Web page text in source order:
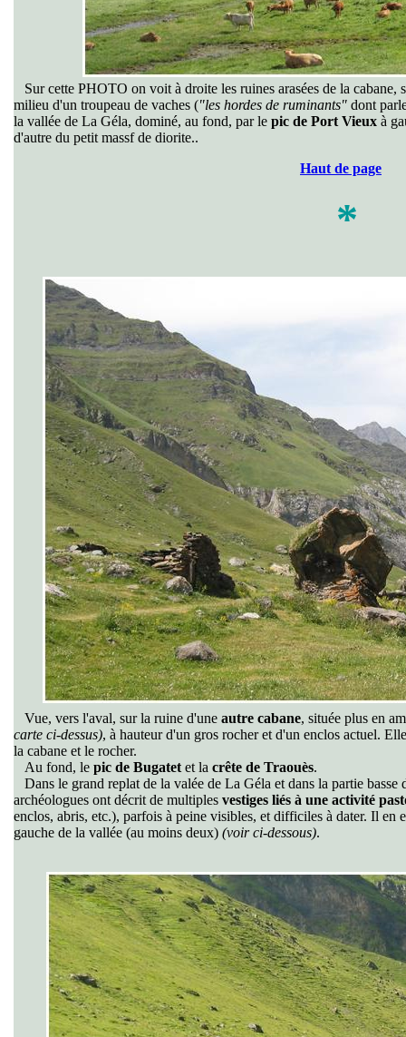
Sur cette PHOTO on voit à droite les ruines arasées de la
milieu d'un troupeau de vaches ("les hordes de ruminants" dont
la vallée de La Géla, dominé, au fond, par le pic de Port Vieux à
d'autre du petit massf de diorite..
Haut de page
*
Vue, vers l'aval, sur la ruine d'une autre cabane, située plus en
carte ci-dessus), à hauteur d'un gros rocher et d'un enclos actuel.
la cabane et le rocher.
Au fond, le pic de Bugatet et la crête de Traouès.
Dans le grand replat de la valée de La Géla et dans la partie
archéologues ont décrit de multiples vestiges liés à une activité
enclos, abris, etc.), parfois à peine visibles, et difficiles à dater. Il en
gauche de la vallée (au moins deux) (voir ci-dessous).